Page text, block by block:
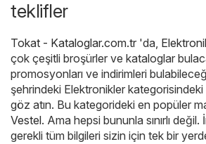
teklifler
Tokat - Kataloglar.com.tr 'da,
çok çeşitli broşürler ve kataloglar
promosyonları ve indirimleri
şehrindeki Elektronikler
göz atın. Bu kategorideki en popüler
Vestel. Ama hepsi bununla sınırlı değil.
gerekli tüm bilgileri sizin için tek bir